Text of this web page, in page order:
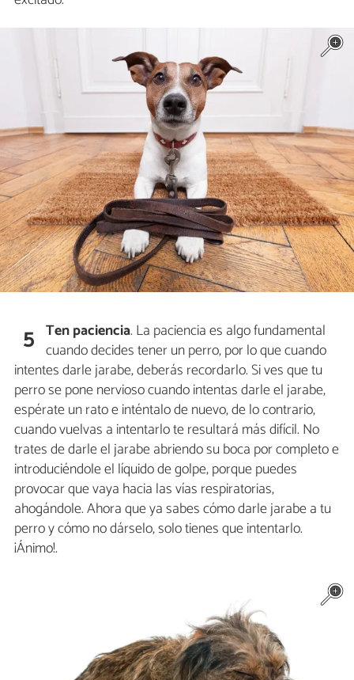
5 Ten paciencia. La paciencia es algo fundamental
cuando decides tener un perro, por lo que cuando
intentes darle jarabe, deberás recordarlo. Si ves que tu
perro se pone nervioso cuando intentas darle el jarabe,
espérate un rato e inténtalo de nuevo, de lo contrario,
cuando vuelvas a intentarlo te resultará más difícil. No
trates de darle el jarabe abriendo su boca por completo e
introduciéndole el líquido de golpe, porque puedes
provocar que vaya hacia las vías respiratorias,
ahogándole. Ahora que ya sabes cómo darle jarabe a tu
perro y cómo no dárselo, solo tienes que intentarlo.
¡Ánimo!.